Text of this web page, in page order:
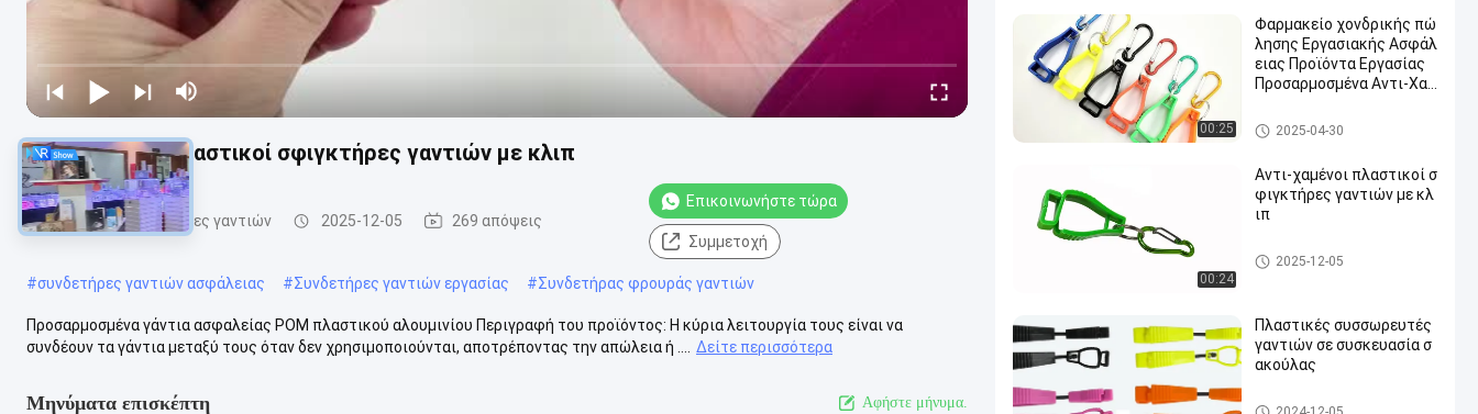
Αντι-χαμένοι πλαστικοί σφιγκτήρες γαντιών με κλιπ
Πλαστικοί συνδετήρες γαντιών 2025-12-05 269 απόψεις
Επικοινωνήστε τώρα
Συμμετοχή
#συνδετήρες γαντιών ασφάλειας #Συνδετήρες γαντιών εργασίας #Συνδετήρας φρουράς γαντιών
Προσαρμοσμένα γάντια ασφαλείας POM πλαστικού αλουμινίου Περιγραφή του προϊόντος: Η κύρια λειτουργία τους είναι να
συνδέουν τα γάντια μεταξύ τους όταν δεν χρησιμοποιούνται, αποτρέποντας την απώλεια ή ....
Δείτε περισσότερα
Μηνύματα επισκέπτη Αφήστε μήνυμα.
00:25
Φαρμακείο χονδρικής πώ
λησης Εργασιακής Ασφάλ
ειας Προϊόντα Εργασίας
Προσαρμοσμένα Αντι-Χατ
ικά Κλιπ Κρατητή Γάντι υ
ψηλής αντοχής
Πλαστικοί συνδετήρες γαντι
ών
2025-04-30
00:24
Αντι-χαμένοι πλαστικοί σ
φιγκτήρες γαντιών με κλ
ιπ
Πλαστικοί συνδετήρες γαντι
ών
2025-12-05
Πλαστικές συσσωρευτές
γαντιών σε συσκευασία σ
ακούλας
Πλαστικοί συνδετήρες γαντι